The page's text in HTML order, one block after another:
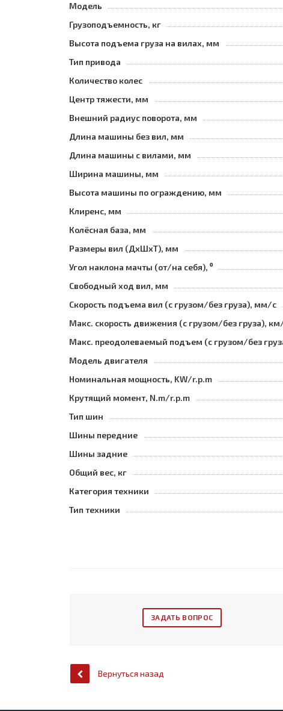
Модель
Грузоподъемность, кг
Высота подъема груза на вилах, мм
Тип привода
Количество колес
Центр тяжести, мм
Внешний радиус поворота, мм
Длина машины без вил, мм
Длина машины с вилами, мм
Ширина машины, мм
Высота машины по ограждению, мм
Клиренс, мм
Колёсная база, мм
Размеры вил (ДхШхТ), мм
Угол наклона мачты (от/на себя), ⁰
Свободный ход вил, мм
Скорость подъема вил (с грузом/без груза), мм/с
Макс. скорость движения (с грузом/без груза),
Макс. преодолеваемый подъем (с грузом/без
Модель двигателя
Номинальная мощность, KW/r.p.m
Крутящий момент, N.m/r.p.m
Тип шин
Шины передние
Шины задние
Общий вес, кг
Категория техники
Тип техники
ЗАДАТЬ ВОПРОС
Вернуться назад